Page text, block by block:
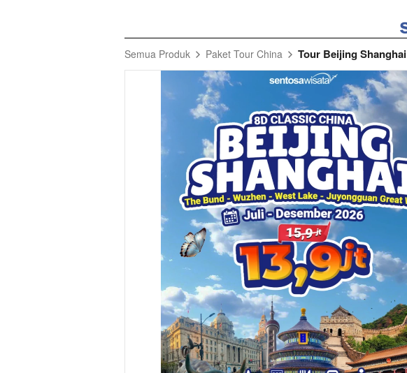
Semua Produk Paket Tour China Tour Beijing Shanghai